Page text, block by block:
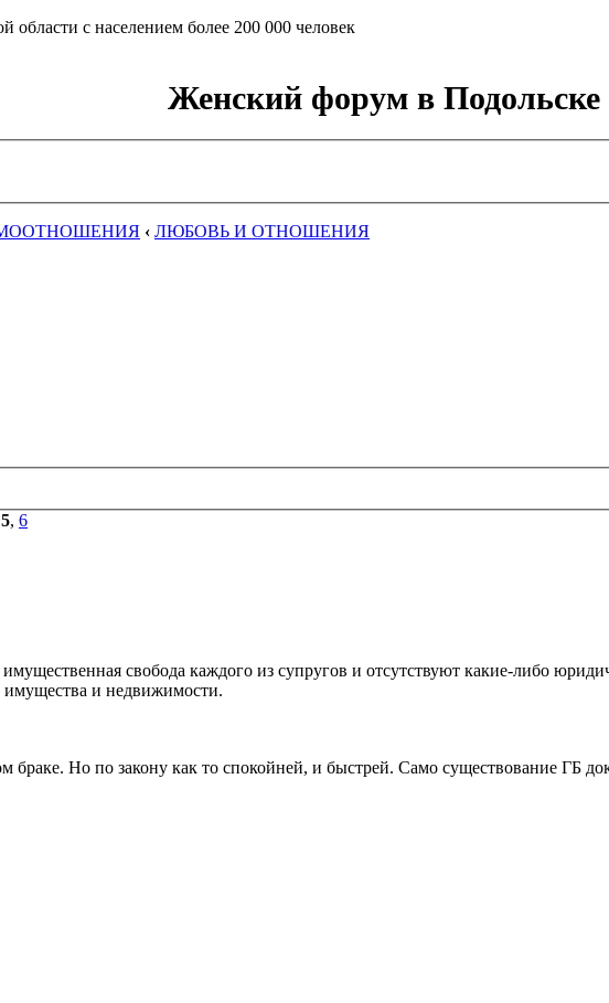
с населением более 200 000 человек
Женский форум в Подольске
‹ ЛЮБОВЬ И ОТНОШЕНИЯ
5, 6
свобода каждого из супругов и отсутствуют какие-либо
имущества и недвижимости.
Но по закону как то спокойней, и быстрей. Само существование ГБ